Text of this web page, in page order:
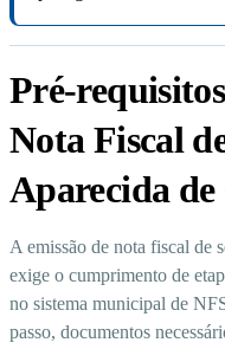
Pré-
Nota Fiscal
Aparecida
A emissão de nota fiscal de
exige o cumprimento de
no sistema municipal de
passo, documentos